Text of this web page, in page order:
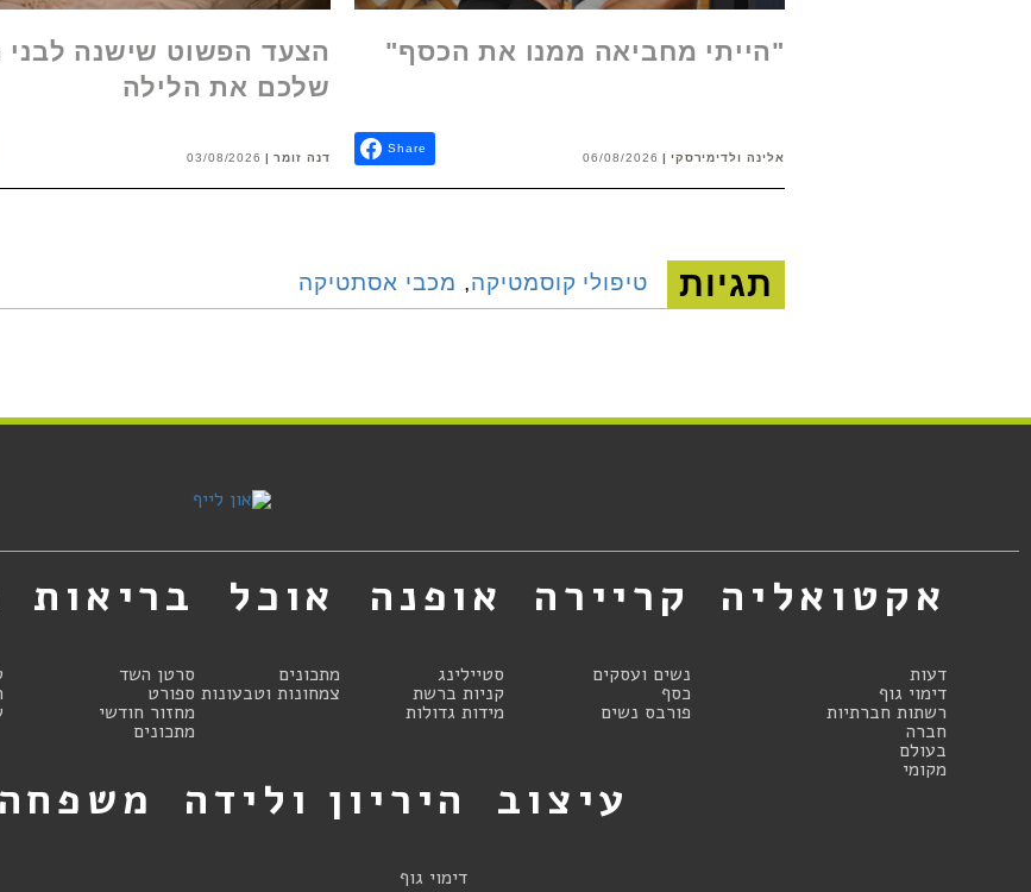
"הייתי מחביאה ממנו את הכסף"
אלינה ולדימירסקי 06/08/2026
Share
הצעד הפשוט שישנה לבני
שלכם את הלילה
דנה זומר 03/08/2026
תגיות טיפולי קוסמטיקה, מכבי אסתטיקה
אקטואליה
דעות
דימוי גוף
רשתות חברתיות
חברה
בעולם
מקומי
קריירה
נשים ועסקים
כסף
פורבס נשים
אופנה
סטיילינג
קניות ברשת
מידות גדולות
אוכל
מתכונים
צמחונות וטבעונות
בריאות
סרטן השד
ספורט
מחזור חודשי
מתכונים
עיצוב היריון ולידה
דימוי גוף
משפחה